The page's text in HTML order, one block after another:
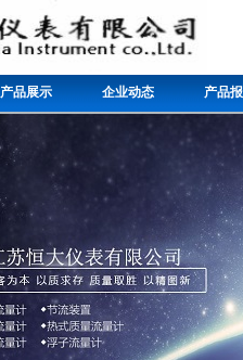
产品展示 企业动态 产品